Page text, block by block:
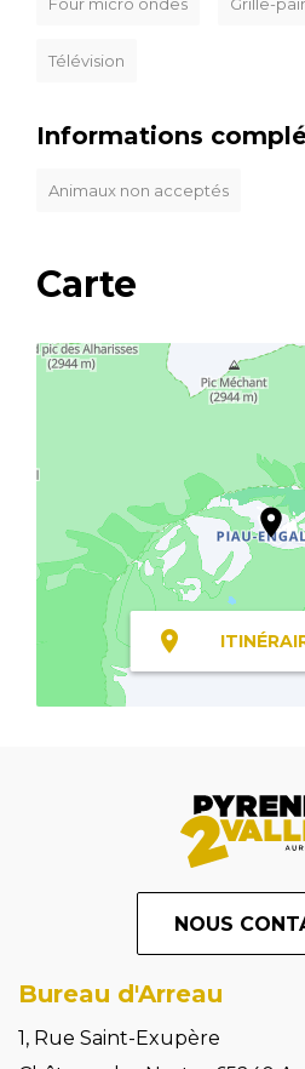
Télévision
Informations
Animaux non acceptés
Carte
NOUS
Bureau d'Arreau
1, Rue Saint-Exupère